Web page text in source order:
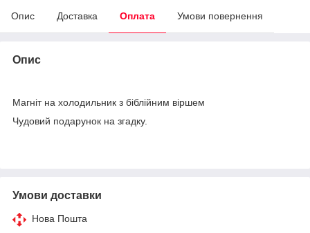
Опис Доставка Оплата Умови повернення
Опис
Магніт на холодильник з біблійним віршем
Чудовий подарунок на згадку.
Умови доставки
Нова Пошта